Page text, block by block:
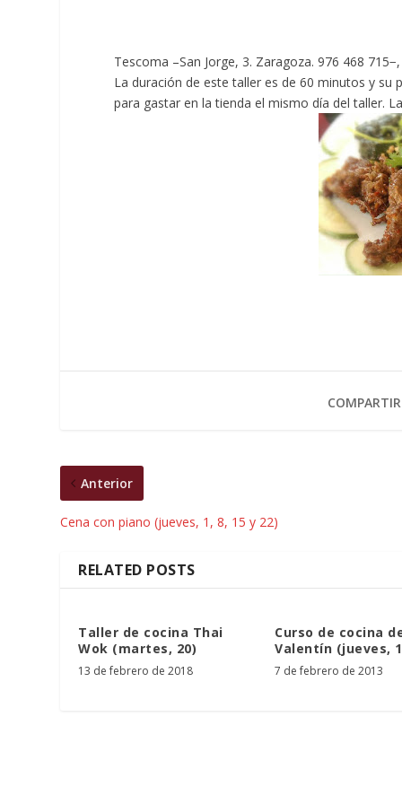
Tescoma –San Jorge, 3. Zaragoza. 976 468
La duración de este taller es de 60 minutos y
para gastar en la tienda el mismo día del taller.
Anterior
Cena con piano (jueves, 1, 8, 15 y 22)
RELATED POSTS
Taller de cocina Thai
Wok (martes, 20)
13 de febrero de 2018
Curso de cocina
Valentín (jueves,
7 de febrero de 2013